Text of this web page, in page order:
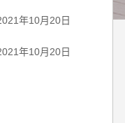
年10月20日
年10月20日